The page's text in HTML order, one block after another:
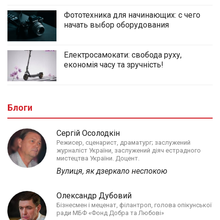
Фототехника для начинающих: с чего
начать выбор оборудования
Електросамокати: свобода руху,
економія часу та зручність!
Блоги
Сергій Осолодкін
Режисер, сценарист, драматург; заслужений
журналіст України, заслужений діяч естрадного
мистецтва України. Доцент.
Вулиця, як дзеркало неспокою
Олександр Дубовий
Бізнесмен і меценат, філантроп, голова опікунської
ради МБФ «Фонд Добра та Любові»